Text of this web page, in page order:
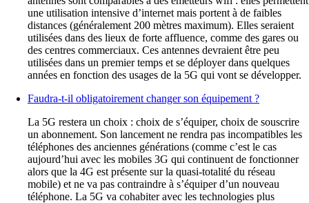
renseigner sur la couverture et la qualité de service dans les
zones où l’on pense utiliser son téléphone. Des cartes seront
publiées par les opérateurs suivant les recommandations de
l’ARCEP, et un observatoire sera également disponible sur le
site de l’Arcep (Observatoire des déploiements 5G).
La 5G a-t-elle des effets sur la santé ?
En France, l’exposition du public aux ondes est très réglementée
nombreux contrôles, qui montrent que l’exposition aux ondes est
globalement très faible et largement inférieure aux valeurs
limites. Sur les 3 000 mesures qui ont été réalisées en 2019, 80
% d’entre elles attestaient d’une exposition inférieure à 1V/m,
alors que les valeurs limites règlementaires se situent entre 36 et
61V/m selon les fréquences pour la téléphonie mobile.